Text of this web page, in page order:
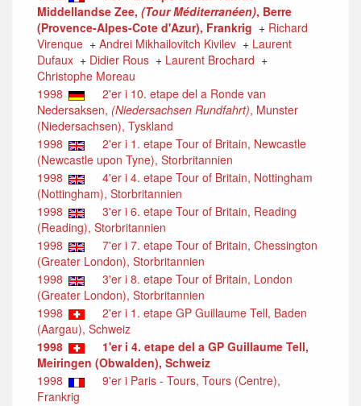
Middellandse Zee, (Tour Méditerranéen), Berre
(Provence-Alpes-Cote d'Azur), Frankrig + Richard
Virenque + Andrei Mikhailovitch Kivilev + Laurent
Dufaux + Didier Rous + Laurent Brochard +
Christophe Moreau
1998
2'er i 10. etape del a Ronde van
Nedersaksen, (Niedersachsen Rundfahrt), Munster
(Niedersachsen), Tyskland
1998
2'er i 1. etape Tour of Britain, Newcastle
(Newcastle upon Tyne), Storbritannien
1998
4'er i 4. etape Tour of Britain, Nottingham
(Nottingham), Storbritannien
1998
3'er i 6. etape Tour of Britain, Reading
(Reading), Storbritannien
1998
7'er i 7. etape Tour of Britain, Chessington
(Greater London), Storbritannien
1998
3'er i 8. etape Tour of Britain, London
(Greater London), Storbritannien
1998
2'er i 1. etape GP Guillaume Tell, Baden
(Aargau), Schweiz
1998
1'er i 4. etape del a GP Guillaume Tell,
Meiringen (Obwalden), Schweiz
1998
9'er i Paris - Tours, Tours (Centre),
Frankrig